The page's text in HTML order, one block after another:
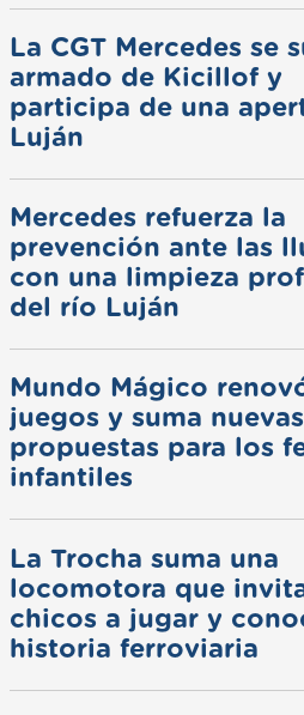
La CGT Mercedes se
armado de Kicillof y
participa de una
Luján
Mercedes refuerza la
prevención ante las
con una limpieza
del río Luján
Mundo Mágico
juegos y suma nuevas
propuestas para los
infantiles
La Trocha suma una
locomotora que
chicos a jugar y
historia ferroviaria